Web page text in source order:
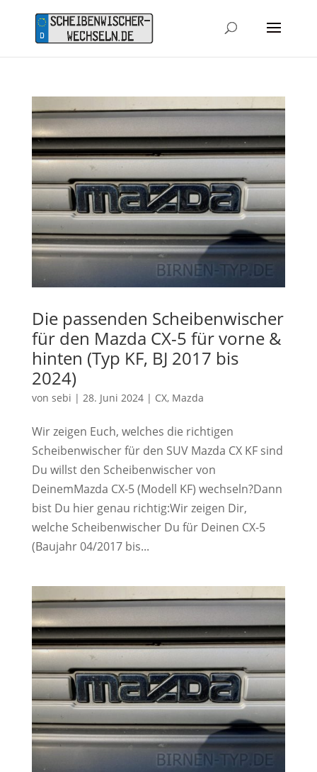
Die passenden Scheibenwischer
für den Mazda CX-5 für vorne &
hinten (Typ KF, BJ 2017 bis
2024)
von sebi | 28. Juni 2024| CX, Mazda
Wir zeigen Euch, welches die richtigen
Scheibenwischer für den SUV Mazda CX KF sind
Du willst den Scheibenwischer von
DeinemMazda CX-5 (Modell KF) wechseln?Dann
bist Du hier genau richtig:Wir zeigen Dir,
welche Scheibenwischer Du für Deinen CX-5
(Baujahr 04/2017 bis...